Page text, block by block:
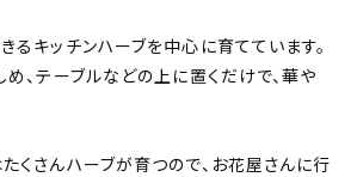
るキッチンハーブを中心に育てています。
め、テーブルなどの上に置くだけで、華や
くさんハーブが育つので、お花屋さんに行